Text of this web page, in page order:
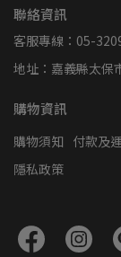
聯絡資訊
客服專線：05-
地址：嘉義縣太保
購物資訊
購物須知 付款及
隱私政策